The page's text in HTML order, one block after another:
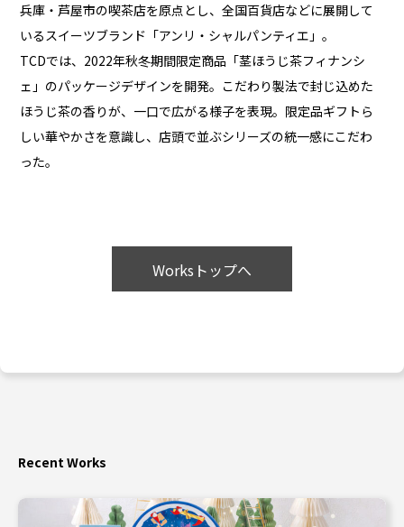
兵庫・芦屋市の喫茶店を原点とし、全国百貨店などに展開して
いるスイーツブランド「アンリ・シャルパンティエ」。
TCDでは、2022年秋冬期間限定商品「茎ほうじ茶フィナンシ
ェ」のパッケージデザインを開発。こだわり製法で封じ込めた
ほうじ茶の香りが、一口で広がる様子を表現。限定品ギフトら
しい華やかさを意識し、店頭で並ぶシリーズの統一感にこだわ
った。
Worksトップへ
Recent Works